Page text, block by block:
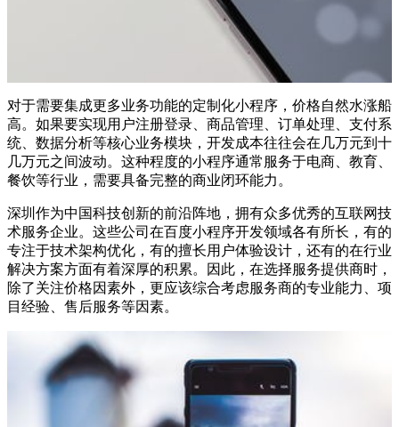
对于需要集成更多业务功能的定制化小程序，价格自然水涨船
高。如果要实现用户注册登录、商品管理、订单处理、支付系
统、数据分析等核心业务模块，开发成本往往会在几万元到十
几万元之间波动。这种程度的小程序通常服务于电商、教育、
餐饮等行业，需要具备完整的商业闭环能力。
深圳作为中国科技创新的前沿阵地，拥有众多优秀的互联网技
术服务企业。这些公司在百度小程序开发领域各有所长，有的
专注于技术架构优化，有的擅长用户体验设计，还有的在行业
解决方案方面有着深厚的积累。因此，在选择服务提供商时，
除了关注价格因素外，更应该综合考虑服务商的专业能力、项
目经验、售后服务等因素。